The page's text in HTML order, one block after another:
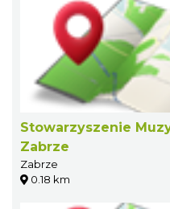
Stowarzyszenie
Zabrze
Zabrze
0.18 km